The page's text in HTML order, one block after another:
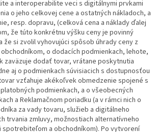
a interoperabilite veci s digitálnymi prvkami
o jeho celkovej cene a ostatných nákladoch, a
resp. dopravu, (celková cena a náklady ďalej
že túto konkrétnu výšku ceny je povinný
že si zvolil vyhovujúci spôsob úhrady ceny z
o dodacích podmienkach, lehote,
zaväzuje dodať tovar, vrátane poskytnutia
aj o podmienkach súvisiacich s dostupnosťou
vzťahuje akékoľvek obmedzenie spojené s
podmienkach, a o všeobecných
a Reklamačnom poriadku (a v rámci nich o
za vady tovaru, služieb a digitálneho
trvania zmluvy, možnostiach alternatívneho
a obchodníkom). Po vytvorení